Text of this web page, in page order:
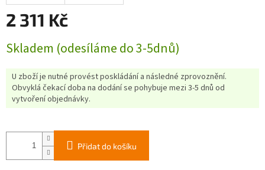
2 311 Kč
cena:
Skladem (odesíláme do 3-5dnů)
U zboží je nutné provést poskládání a následné zprovoznění.
Obvyklá čekací doba na dodání se pohybuje mezi 3-5 dnů od
vytvoření objednávky.
Přidat do košíku